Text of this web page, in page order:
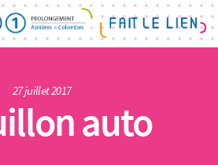
27 juillet 2017
auto